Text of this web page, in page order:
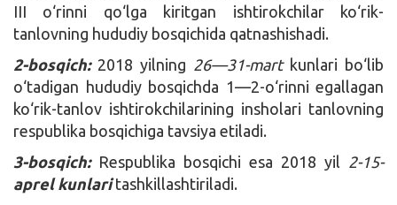
III o‘rinni qo‘lga kiritgan ishtirokchilar ko‘rik-
tanlovning hududiy bosqichida qatnashishadi.
2-bosqich:2018 yilning 26—31-martkunlari bo‘lib
o‘tadigan hududiy bosqichda 1—2-o‘rinni egallagan
ko‘rik-tanlov ishtirokchilarining insholari tanlovning
respublika bosqichiga tavsiya etiladi.
3-bosqich:Respublika bosqichi esa 2018 yil 2-15-
aprel kunlaritashkillashtiriladi.